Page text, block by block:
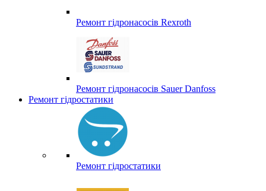
Ремонт гідронасосів Rexroth
Ремонт гідронасосів Sauer Danfoss
Ремонт гідростатики
Ремонт гідростатики